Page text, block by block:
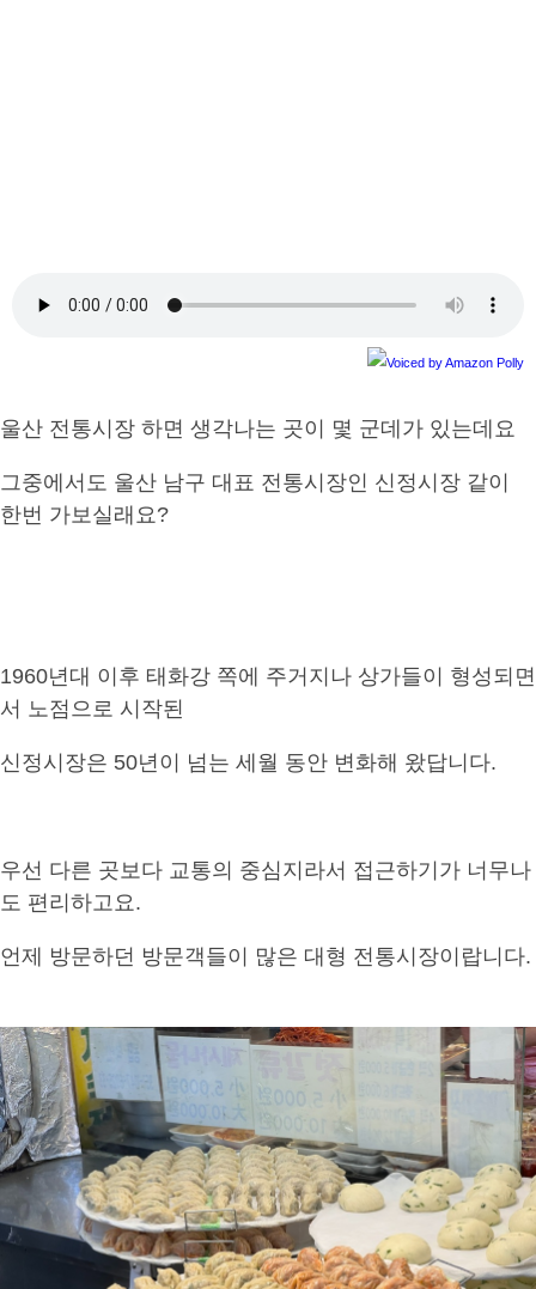
울산 전통시장 하면 생각나는 곳이 몇 군데가 있는데요
그중에서도 울산 남구 대표 전통시장인 신정시장 같이
한번 가보실래요?
1960년대 이후 태화강 쪽에 주거지나 상가들이 형성되면
서 노점으로 시작된
신정시장은 50년이 넘는 세월 동안 변화해 왔답니다.
우선 다른 곳보다 교통의 중심지라서 접근하기가 너무나
도 편리하고요.
언제 방문하던 방문객들이 많은 대형 전통시장이랍니다.